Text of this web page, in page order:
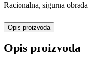
Racionalna, sigurna obrada
Opis proizvoda
Opis proizvoda